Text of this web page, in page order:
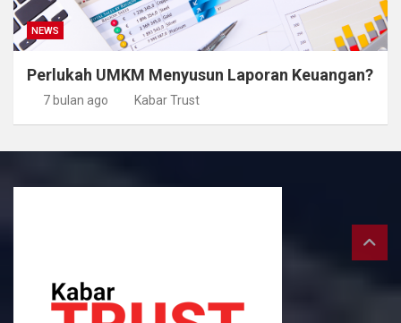
NEWS
Perlukah UMKM Menyusun Laporan Keuangan?
7 bulan ago Kabar Trust